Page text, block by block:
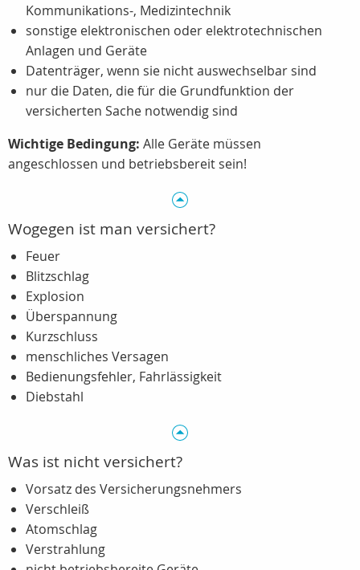
Kommunikations-, Medizintechnik
sonstige elektronischen oder elektrotechnischen
Anlagen und Geräte
Datenträger, wenn sie nicht auswechselbar sind
nur die Daten, die für die Grundfunktion der
versicherten Sache notwendig sind
Wichtige Bedingung: Alle Geräte müssen
angeschlossen und betriebsbereit sein!
Wogegen ist man versichert?
Feuer
Blitzschlag
Explosion
Überspannung
Kurzschluss
menschliches Versagen
Bedienungsfehler, Fahrlässigkeit
Diebstahl
Was ist nicht versichert?
Vorsatz des Versicherungsnehmers
Verschleiß
Atomschlag
Verstrahlung